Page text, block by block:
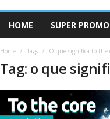
HOME SUPER
Home Tags O que significa to the
Tag: o que